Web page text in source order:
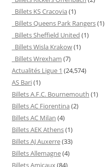
Billets KS Cracovia (1)
Billets Queens Park Rangers(1)
Billets Sheffield United (1)
Billets Wisla Krakow(1)
Billets Wrexham (7)
Actualités Ligue 1 (24,574)
AS Bari(1)
Billets A.F.C. Bournemouth (1)
Billets AC Fiorentina (2)
Billets AC Milan (4)
Billets AEK Athens(1)
Billets AJ Auxerre(33)
Billets Allemagne(4)
Billets Amicaux(84)